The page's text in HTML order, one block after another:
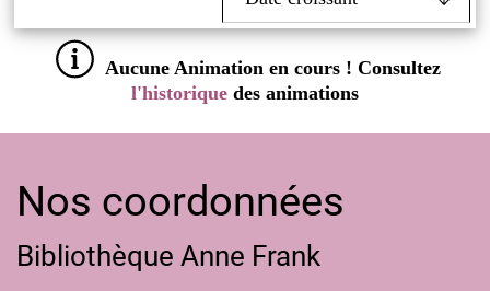
Aucune Animation en cours ! Consultez
l'historique des animations
Nos coordonnées
Bibliothèque Anne Frank